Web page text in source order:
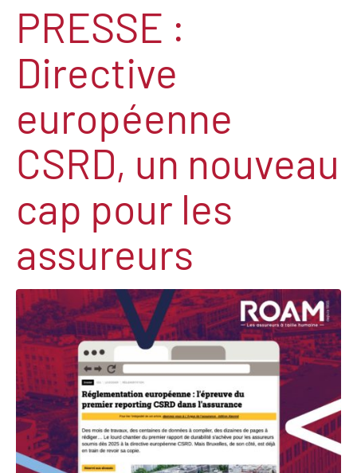
PRESSE :
Directive
européenne
CSRD, un nouveau
cap pour les
assureurs